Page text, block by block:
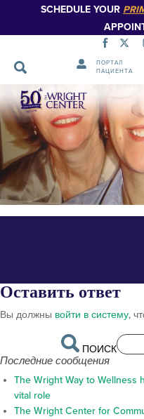
SCHEDULE YOUR
ПОРТАЛ
ПАЦИЕНТА
Пропустить
навигацию
Elaine Caljean,
daughter,
2000s.
Оставить ответ
Вы должны войти в систему,
ПОИСК
Последние сообщения
The Wright Way to Wellness
vital role
The Wright Center for